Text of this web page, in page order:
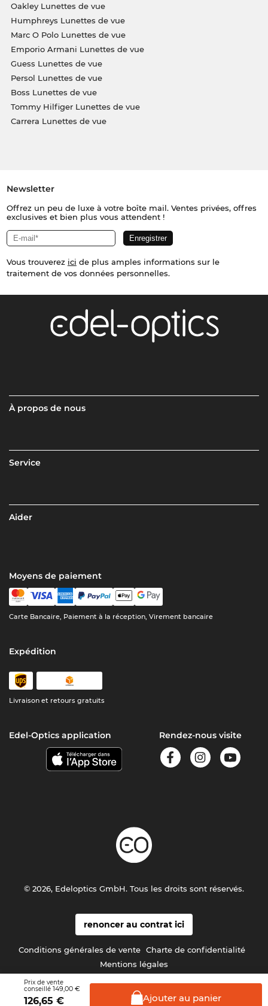
Prix de vente
conseillé 149,00 €
126,65 € Ajouter au panier
Oakley Lunettes de vue
Humphreys Lunettes de vue
Marc O Polo Lunettes de vue
Emporio Armani Lunettes de vue
Guess Lunettes de vue
Persol Lunettes de vue
Boss Lunettes de vue
Tommy Hilfiger Lunettes de vue
Carrera Lunettes de vue
Newsletter
Offrez un peu de luxe à votre boîte mail. Ventes privées, offres
exclusives et bien plus vous attendent !
Vous trouverez ici de plus amples informations sur le
traitement de vos données personnelles.
À propos de nous
Service
Aider
Moyens de paiement
Carte Bancaire, Paiement à la réception, Virement bancaire
Expédition
Livraison et retours gratuits
Edel-Optics application Rendez-nous visite
renoncer au contrat ici
Conditions générales de vente Charte de confidentialité
Mentions légales
© 2026, Edeloptics GmbH. Tous les droits sont réservés.